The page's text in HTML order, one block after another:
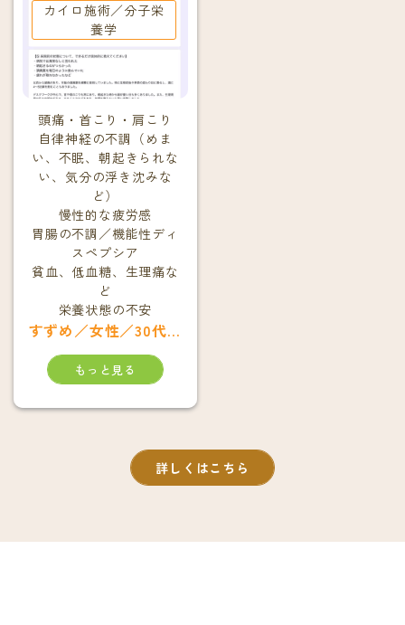
カイロ施術／分子栄
養学
頭痛・首こり・肩こり
自律神経の不調（めま
い、不眠、朝起きられな
い、気分の浮き沈みな
ど）
慢性的な疲労感
胃腸の不調／機能性ディ
スペプシア
貧血、低血糖、生理痛な
ど
栄養状態の不安
すずめ／女性／30代／京都市中京区在住
もっと見る
詳しくはこちら